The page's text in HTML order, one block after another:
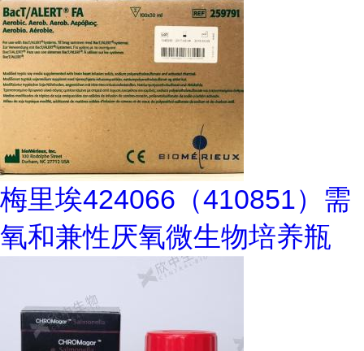
梅里埃424066（410851）需
氧和兼性厌氧微生物培养瓶